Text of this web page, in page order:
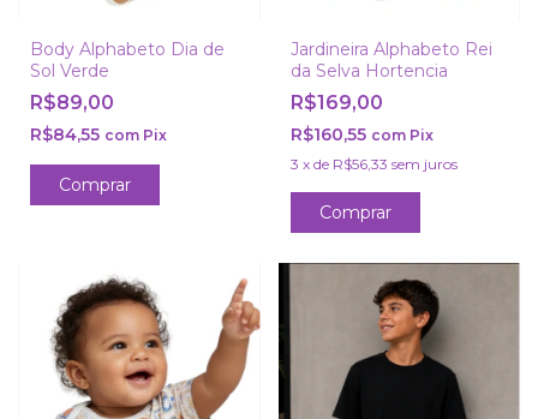
Body Alphabeto Dia de
Sol Verde
R$89,00
R$84,55 com Pix
Comprar
Jardineira Alphabeto Rei
da Selva Hortencia
R$169,00
R$160,55 com Pix
3 x de R$56,33 sem juros
Comprar